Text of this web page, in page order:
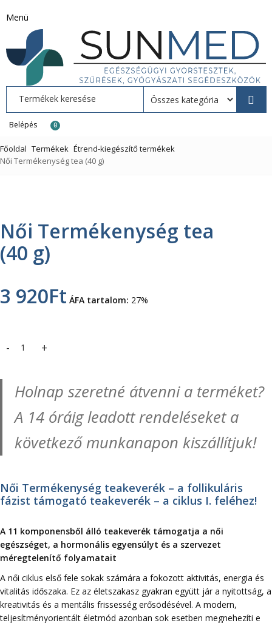
Menü
Belépés 0
Főoldal Termékek Étrend-kiegészítő termékek
Női Termékenység tea (40 g)
Női Termékenység tea
(40 g)
3 920Ft ÁFA tartalom: 27%
Női Termékenység tea (40 g) mennyiség
Holnap szeretné átvenni a terméket?
A 14 óráig leadott rendeléseket a
következő munkanapon kiszállítjuk!
Női Termékenység teakeverék – a follikuláris
fázist támogató teakeverék – a ciklus I. feléhez!
A 11 komponensből álló teakeverék támogatja a női
egészséget, a hormonális egyensúlyt és a szervezet
méregtelenítő folyamatait
A női ciklus első fele sokak számára a fokozott aktivitás, energia és
vitalitás időszaka. Ez az életszakasz gyakran együtt jár a nyitottság, a
kreativitás és a mentális frissesség erősödésével. A modern,
teljesítményorientált életmód azonban sok esetben megnehezíti e